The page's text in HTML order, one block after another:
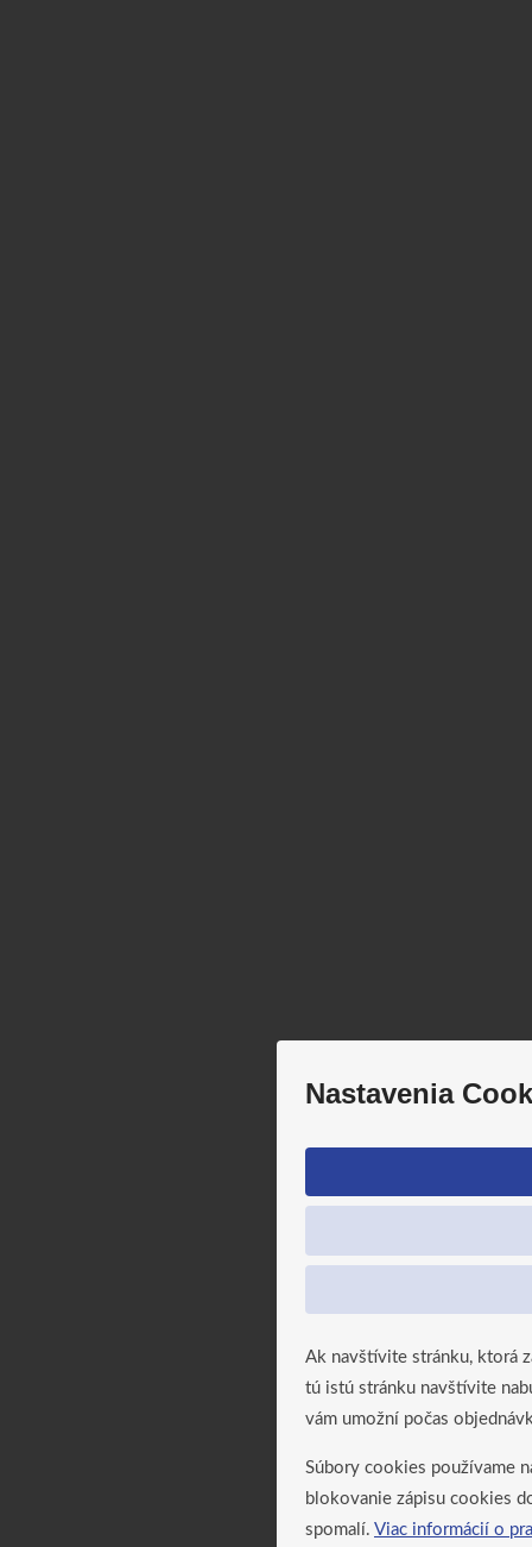
Nastavenia
Ak navštívite stránku, ktorá
tú istú stránku navštívite
vám umožní počas
Súbory cookies používame
blokovanie zápisu cookies
spomalí. Viac informácií o